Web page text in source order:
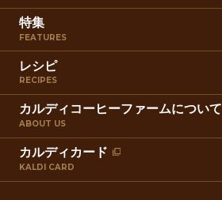
特集
FEATURES
レシピ
RECIPES
カルディコーヒーファームについて
ABOUT US
カルディカード
KALDI CARD